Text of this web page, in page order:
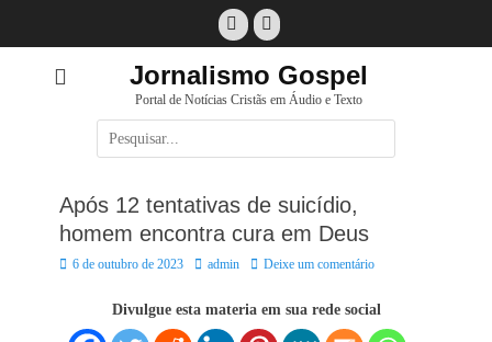
Facebook
E-
mail
Jornalismo Gospel
Portal de Notícias Cristãs em Áudio e Texto
Pesquisar
por:
Após 12 tentativas de suicídio,
homem encontra cura em Deus
Posted
6 de outubro de 2023 Autor:
admin Deixe um comentário
Divulgue esta materia em sua rede social